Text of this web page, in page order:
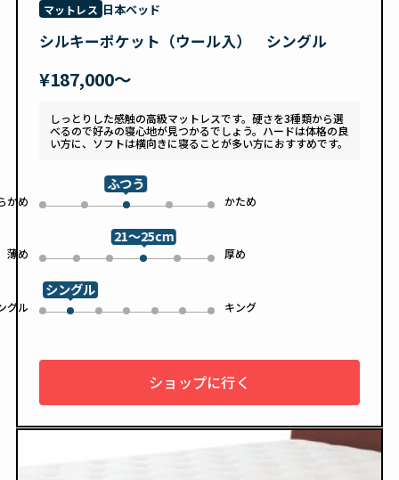
マットレス 日本ベッド
シルキーポケット（ウール入） シングル
¥187,000〜
しっとりした感触の高級マットレスです。硬さを3種類から選
べるので好みの寝心地が見つかるでしょう。ハードは体格の良
い方に、ソフトは横向きに寝ることが多い方におすすめです。
かめ 0 1 2
ふつう
3 かため
4
薄め 0 1 2 3
21～25cm
4 厚め
5
グル 0 1
シングル
2 3 4 5 キング
6
ショップに行く